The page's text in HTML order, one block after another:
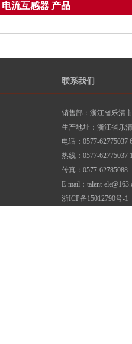
电流互感器 产品
联系我们
销售部：浙江省乐清
生产地址：浙江省乐
电话：0577-62775037
热线：0577-62775037
传真：0577-62785088
E-mail：talent-
浙ICP备15012790号-1